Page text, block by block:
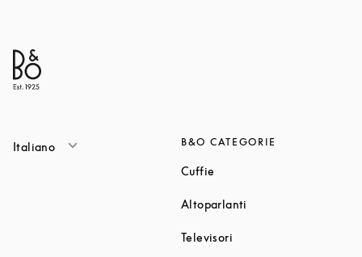
Italiano B&O CATEGORIE
Cuffie
Altoparlanti
Televisori